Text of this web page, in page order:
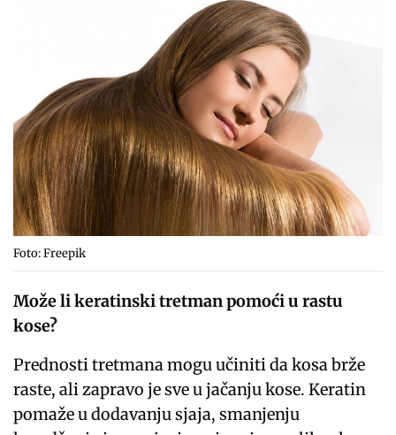
Foto: Freepik
Može li keratinski tretman pomoći u rastu
kose?
Prednosti tretmana mogu učiniti da kosa brže
raste, ali zapravo je sve u jačanju kose. Keratin
pomaže u dodavanju sjaja, smanjenju